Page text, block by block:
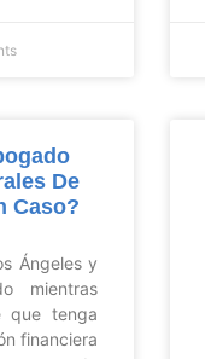
De
Caso?
Ángeles y
mientras
que tenga
financiera